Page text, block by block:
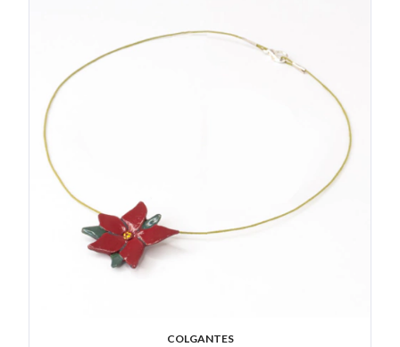
COLGANTES